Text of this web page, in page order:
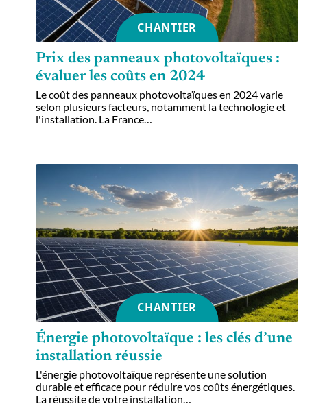
CHANTIER
Prix des panneaux photovoltaïques :
évaluer les coûts en 2024
Le coût des panneaux photovoltaïques en 2024 varie
selon plusieurs facteurs, notamment la technologie et
l'installation. La France…
CHANTIER
Énergie photovoltaïque : les clés d’une
installation réussie
L'énergie photovoltaïque représente une solution
durable et efficace pour réduire vos coûts énergétiques.
La réussite de votre installation…